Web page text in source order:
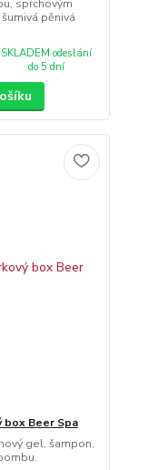
sprchovým
pěnivá
SKLADEM odeslání
do 5 dní
box Beer Spa
gel, šampon,